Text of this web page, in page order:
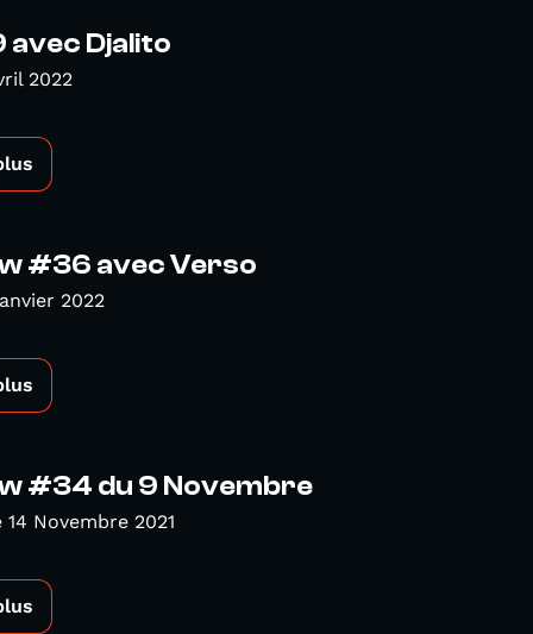
avec Djalito
2022
#36 avec Verso
2022
#34 du 9 Novembre
Novembre 2021